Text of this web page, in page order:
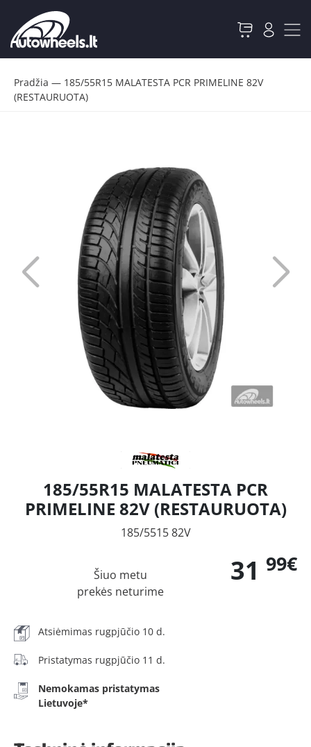
Pradžia — 185/55R15 MALATESTA PCR PRIMELINE 82V
(RESTAURUOTA)
185/55R15 MALATESTA PCR
PRIMELINE 82V (RESTAURUOTA)
185/5515 82V
31 99€
Šiuo metu
prekės neturime
Atsiėmimas rugpjūčio 10 d.
Pristatymas rugpjūčio 11 d.
Nemokamas pristatymas
Lietuvoje*